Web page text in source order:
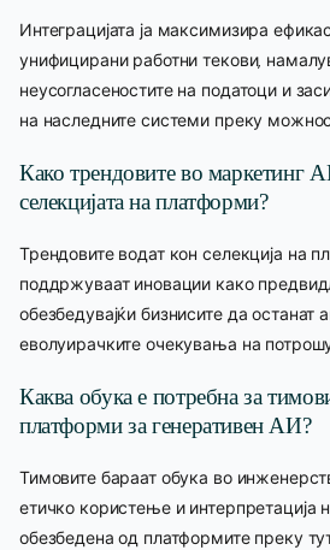
Интеграцијата ја максимизира
унифицирани работни текови,
неусогласеностите на податоци и
на наследните системи преку
Како трендовите во маркетинг
селекцијата на платформи?
Трендовите водат кон селекција на
поддржуваат иновации како
обезбедувајќи бизнисите да останат
еволуирачките очекувања на
Каква обука е потребна за
платформи за генеративен АИ?
Тимовите бараат обука во
етичко користење и интерпретација
обезбедена од платформите преку